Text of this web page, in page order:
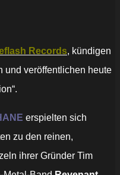
Records, kündigen
und veröffentlichen heute
erspielten sich
zu den reinen,
ihrer Gründer Tim